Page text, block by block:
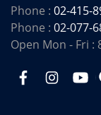
Phone : 02-415-
Phone : 02-077-
Open Mon - Fri :